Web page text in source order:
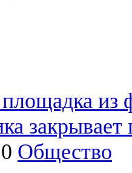
из
Общество